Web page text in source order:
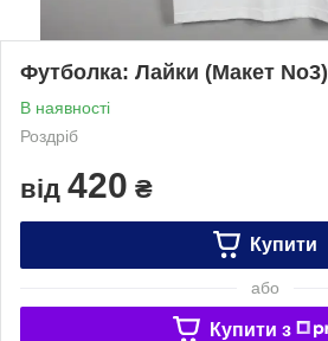
Футболка: Лайки (Макет No3)
В наявності
Роздріб
від 420 ₴
Купити
або
Купити з